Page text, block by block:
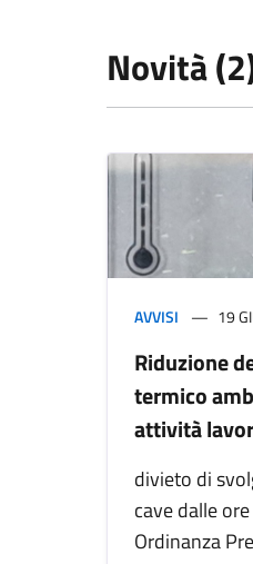
Novità
AVVISI 19
Riduzione
termico
attività
divieto di
cave dalle
Ordinanza